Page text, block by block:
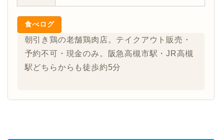
食べログ
朝引き鶏の老舗鶏肉店。テイクアウト販売・
予約不可・現金のみ。阪急高槻市駅・JR高槻
駅どちらからも徒歩約5分